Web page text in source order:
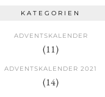
KATEGORIEN
ADVENTSKALENDER
(11)
ADVENTSKALENDER 2021
(14)